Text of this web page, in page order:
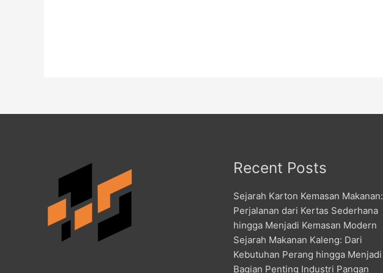
Recent Posts
Sejarah Karton Kemasan Makanan:
Perjalanan dari Kertas Sederhana
hingga Menjadi Kemasan Modern
Sejarah Makanan Kaleng: Dari
Kebutuhan Perang hingga Menjadi
Bagian Penting Industri Pangan